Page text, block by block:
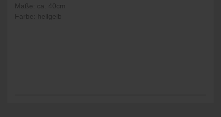
Maße: ca. 40cm
Farbe: hellgelb